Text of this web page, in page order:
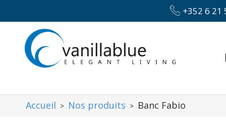
+352 6 21
Accueil > Nos produits > Banc Fabio